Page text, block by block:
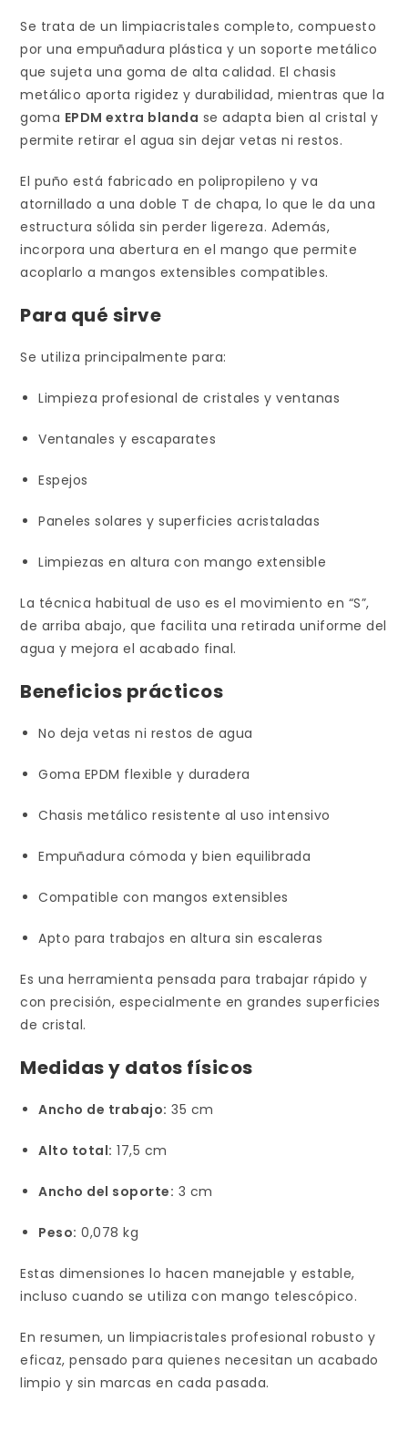
Se trata de un limpiacristales completo, compuesto
por una empuñadura plástica y un soporte metálico
que sujeta una goma de alta calidad. El chasis
metálico aporta rigidez y durabilidad, mientras que la
goma EPDM extra blanda se adapta bien al cristal y
permite retirar el agua sin dejar vetas ni restos.
El puño está fabricado en polipropileno y va
atornillado a una doble T de chapa, lo que le da una
estructura sólida sin perder ligereza. Además,
incorpora una abertura en el mango que permite
acoplarlo a mangos extensibles compatibles.
Para qué sirve
Se utiliza principalmente para:
Limpieza profesional de cristales y ventanas
Ventanales y escaparates
Espejos
Paneles solares y superficies acristaladas
Limpiezas en altura con mango extensible
La técnica habitual de uso es el movimiento en “S”,
de arriba abajo, que facilita una retirada uniforme del
agua y mejora el acabado final.
Beneficios prácticos
No deja vetas ni restos de agua
Goma EPDM flexible y duradera
Chasis metálico resistente al uso intensivo
Empuñadura cómoda y bien equilibrada
Compatible con mangos extensibles
Apto para trabajos en altura sin escaleras
Es una herramienta pensada para trabajar rápido y
con precisión, especialmente en grandes superficies
de cristal.
Medidas y datos físicos
Ancho de trabajo: 35 cm
Alto total: 17,5 cm
Ancho del soporte: 3 cm
Peso: 0,078 kg
Estas dimensiones lo hacen manejable y estable,
incluso cuando se utiliza con mango telescópico.
En resumen, un limpiacristales profesional robusto y
eficaz, pensado para quienes necesitan un acabado
limpio y sin marcas en cada pasada.